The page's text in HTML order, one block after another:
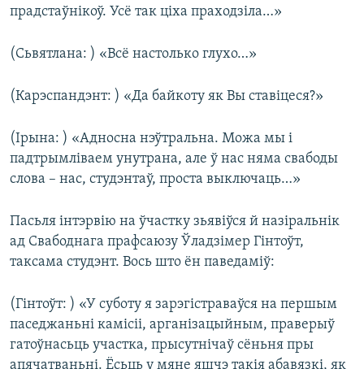
прадстаўнікоў. Усё так ціха праходзіла…»
(Сьвятлана: ) «Всё настолько глухо…»
(Карэспандэнт: ) «Да байкоту як Вы ставіцеся?»
(Ірына: ) «Адносна нэўтральна. Можа мы і
падтрымліваем унутрана, але ў нас няма свабоды
слова – нас, студэнтаў, проста выключаць…»
Пасьля інтэрвію на ўчастку зьявіўся й назіральнік
ад Свабоднага прафсаюзу Ўладзімер Гінтоўт,
таксама студэнт. Вось што ён паведаміў:
(Гінтоўт: ) «У суботу я зарэгістраваўся на першым
паседжаньні камісіі, арганізацыйным, праверыў
гатоўнасьць участка, прысутнічаў сёньня пры
апячатваньні. Ёсьць у мяне яшчэ такія абавязкі, як